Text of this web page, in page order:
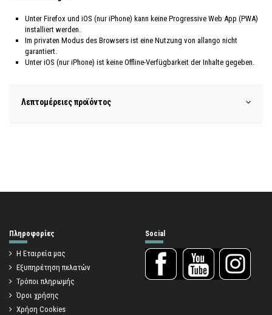
Unter Firefox und iOS (nur iPhone) kann keine Progressive Web App (PWA)
installiert werden.
Im privaten Modus des Browsers ist eine Nutzung von allango nicht
garantiert.
Unter iOS (nur iPhone) ist keine Offline-Verfügbarkeit der Inhalte gegeben.
Λεπτομέρειες προϊόντος
Πληροφορίες
Η Εταιρεία μας
Εξυπηρέτηση πελατών
Τρόποι πληρωμής
Όροι χρήσης
Χρήση Cookies
Social